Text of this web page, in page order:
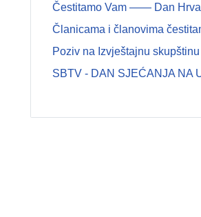
Čestitamo Vam —— Dan
Članicama i članovima
Poziv na Izvještajnu
SBTV - DAN SJEĆANJA NA